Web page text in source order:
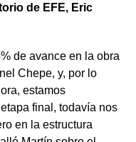
de EFE, Eric
de avance en la obra
Chepe, y, por lo
estamos
final, todavía nos
en la estructura